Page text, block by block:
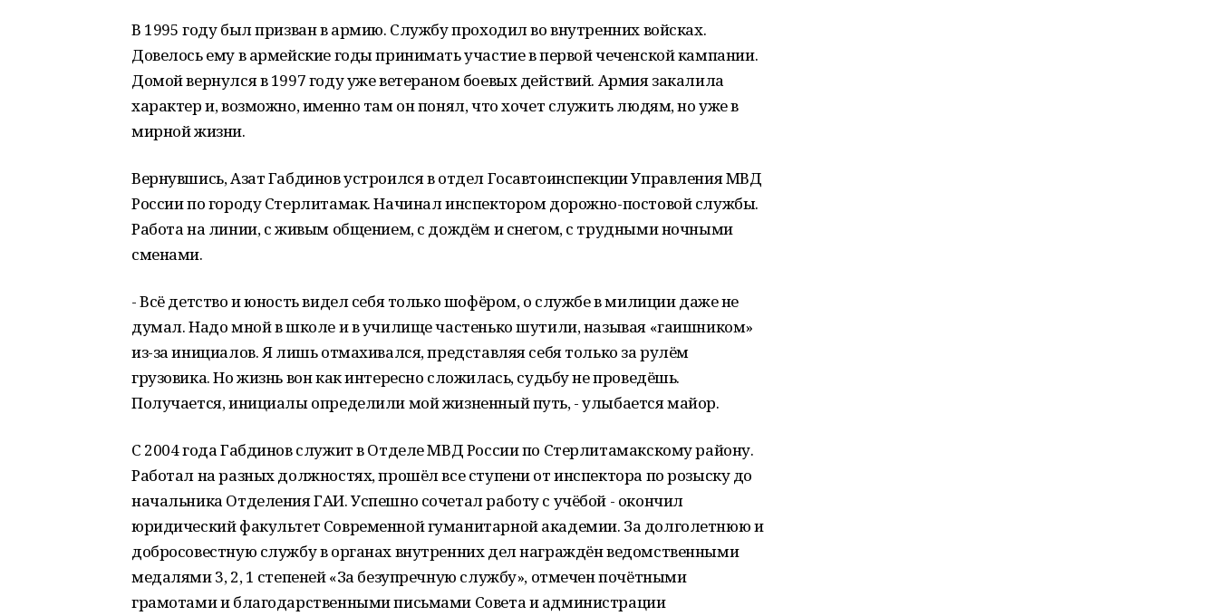
В 1995 году был призван в армию. Службу проходил во внутренних войсках.
Довелось ему в армейские годы принимать участие в первой чеченской кампании.
Домой вернулся в 1997 году уже ветераном боевых действий. Армия закалила
характер и, возможно, именно там он понял, что хочет служить людям, но уже в
мирной жизни.
Вернувшись, Азат Габдинов устроился в отдел Госавтоинспекции Управления МВД
России по городу Стерлитамак. Начинал инспектором дорожно-постовой службы.
Работа на линии, с живым общением, с дождём и снегом, с трудными ночными
сменами.
- Всё детство и юность видел себя только шофёром, о службе в милиции даже не
думал. Надо мной в школе и в училище частенько шутили, называя «гаишником»
из-за инициалов. Я лишь отмахивался, представляя себя только за рулём
грузовика. Но жизнь вон как интересно сложилась, судьбу не проведёшь.
Получается, инициалы определили мой жизненный путь, - улыбается майор.
С 2004 года Габдинов служит в Отделе МВД России по Стерлитамакскому району.
Работал на разных должностях, прошёл все ступени от инспектора по розыску до
начальника Отделения ГАИ. Успешно сочетал работу с учёбой - окончил
юридический факультет Современной гуманитарной академии. За долголетнюю и
добросовестную службу в органах внутренних дел награждён ведомственными
медалями 3, 2, 1 степеней «За безупречную службу», отмечен почётными
грамотами и благодарственными письмами Совета и администрации